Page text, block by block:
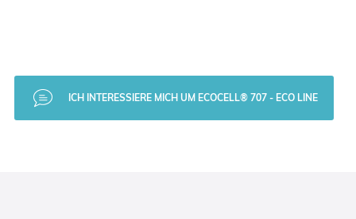
ICH INTERESSIERE MICH UM ECOCELL® 707 - ECO LINE